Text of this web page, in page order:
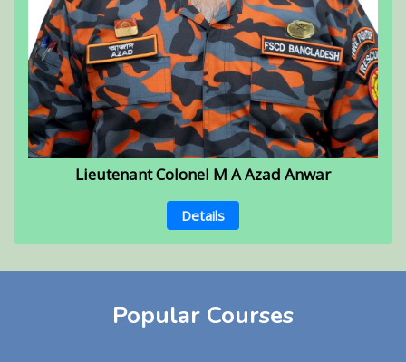
Lieutenant Colonel M A Azad Anwar
Details
Popular Courses